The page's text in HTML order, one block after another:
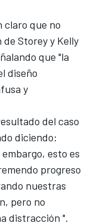
claro que no
Storey y Kelly
que "la
diseño
y
del caso
diciendo:
esto es
progreso
nuestras
pero no
distracción ".